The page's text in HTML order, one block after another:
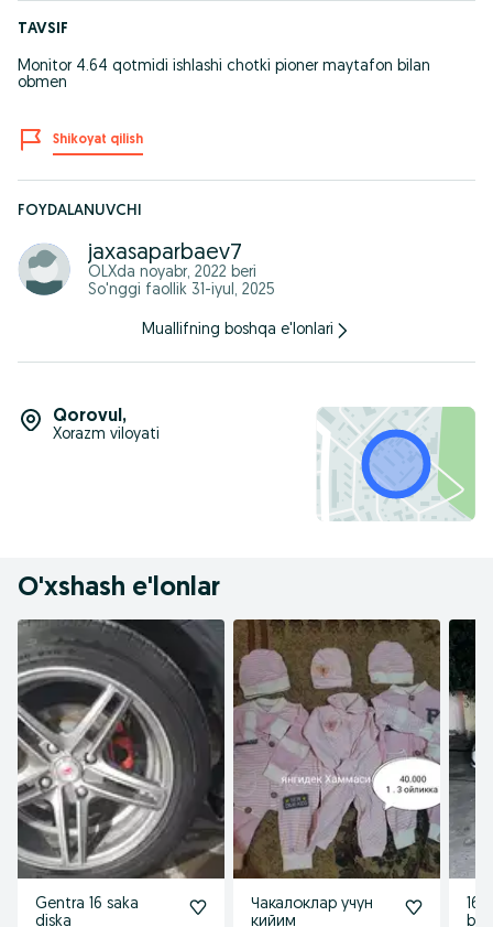
TAVSIF
Monitor 4.64 qotmidi ishlashi chotki pioner maytafon bilan
obmen
Shikoyat qilish
FOYDALANUVCHI
jaxasaparbaev7
OLXda noyabr, 2022 beri
So'nggi faollik 31-iyul, 2025
Muallifning boshqa e'lonlari
Qorovul ,
Xorazm viloyati
O'xshash e'lonlar
Gentra 16 saka
diska
Чакалоклар учун
кийим
16